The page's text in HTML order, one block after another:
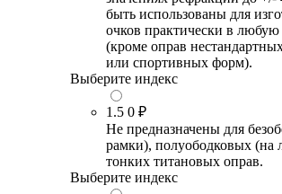
быть использованы для
очков практически в любую
(кроме оправ
или спортивных форм).
Выберите индекс
1.5 0 ₽
Не предназначены для
рамки), полуободковых (на
тонких титановых оправ.
Выберите индекс